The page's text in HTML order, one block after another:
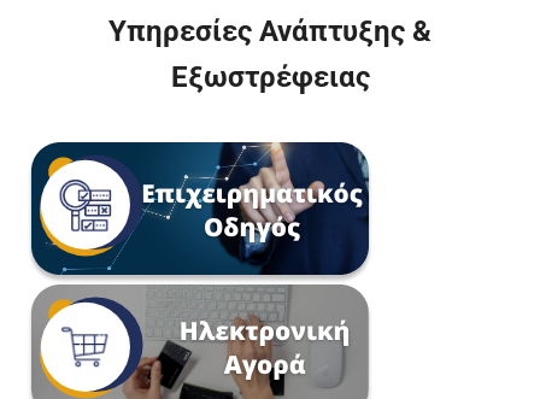
Υπηρεσίες Ανάπτυξης &
Εξωστρέφειας